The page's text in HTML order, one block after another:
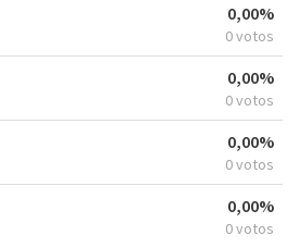
0,00%
0 votos
0,00%
0 votos
0,00%
0 votos
0,00%
0 votos